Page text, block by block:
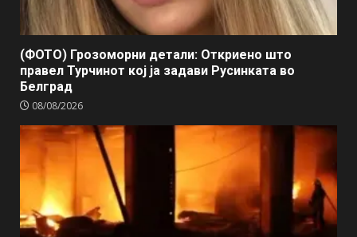
(ФОТО) Грозоморни детали: Откриено што
правел Турчинот кој ја задави Русинката во
Белград
08/08/2026